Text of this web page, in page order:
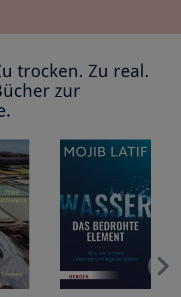
trocken. Zu real.
zur